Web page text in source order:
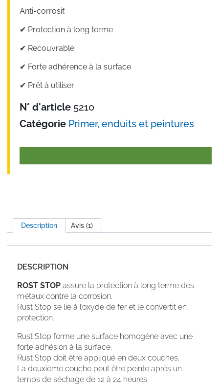
Anti-corrosif.
✔︎ Protection à long terme
✔︎ Recouvrable
✔︎ Forte adhérence à la surface
✔︎ Prêt à utiliser
N° d'article 5210
Catégorie Primer, enduits et peintures
Description Avis (1)
DESCRIPTION
ROST STOP assure la protection à long terme des
métaux contre la corrosion.
Rust Stop se lie à l’oxyde de fer et le convertit en
protection.
Rust Stop forme une surface homogène avec une
forte adhésion à la surface.
Rust Stop doit être appliqué en deux couches.
La deuxième couche peut être peinte après un
temps de séchage de 12 à 24 heures.